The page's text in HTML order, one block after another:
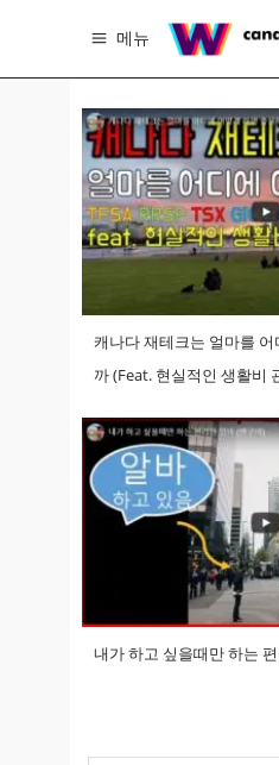
메뉴
캐나다 재테크는 얼마를
까 (Feat. 현실적인 생활비
내가 하고 싶을때만 하는